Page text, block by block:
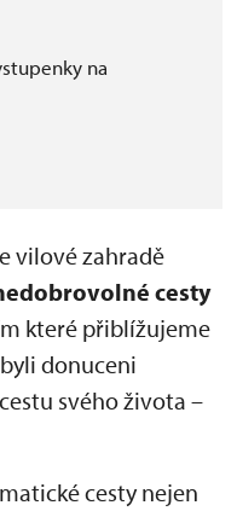
na
vilové zahradě
cesty
které přiblížujeme
donuceni
svého života –
cesty nejen